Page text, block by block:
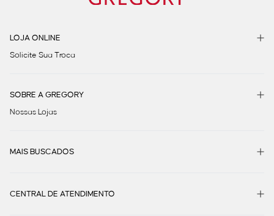
LOJA ONLINE
Solicite Sua Troca
SOBRE A GREGORY
Nossas Lojas
MAIS BUSCADOS
CENTRAL DE ATENDIMENTO